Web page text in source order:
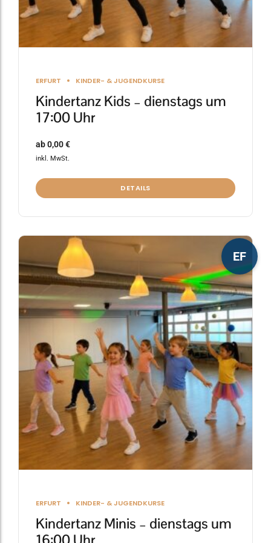
ERFURT KINDER- & JUGENDKURSE
Kindertanz Kids – dienstags um
17:00 Uhr
ab0,00€
inkl. MwSt.
DETAILS
gewählt
werden
EF
ERFURT KINDER- & JUGENDKURSE
Kindertanz Minis – dienstags um
Produkt
weist
mehrere
auf.
Optionen
können
auf
der
Produktseite
gewählt
werden